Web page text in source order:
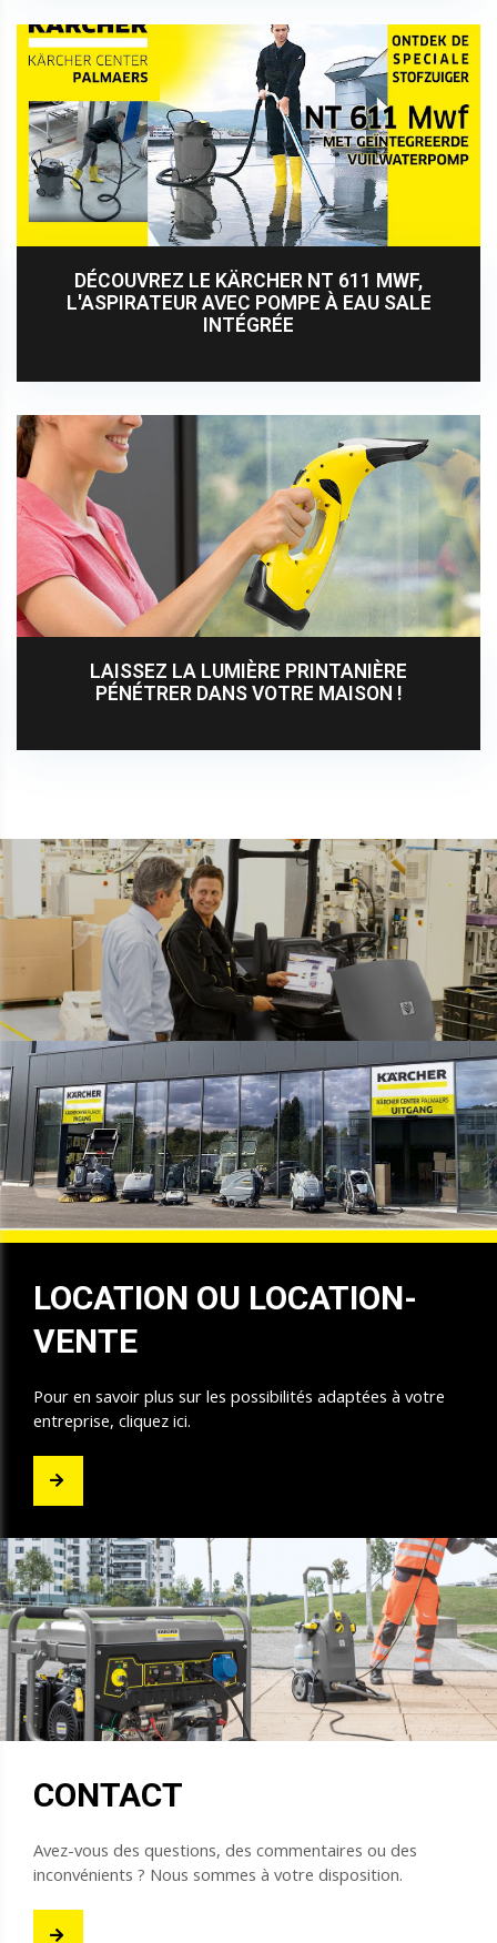
DÉCOUVREZ LE KÄRCHER NT 611 MWF,
L'ASPIRATEUR AVEC POMPE À EAU SALE
INTÉGRÉE
LAISSEZ LA LUMIÈRE PRINTANIÈRE
PÉNÉTRER DANS VOTRE MAISON !
LOCATION OU LOCATION-
VENTE
Pour en savoir plus sur les possibilités adaptées à votre
entreprise, cliquez ici.
CONTACT
Avez-vous des questions, des commentaires ou des
inconvénients ? Nous sommes à votre disposition.